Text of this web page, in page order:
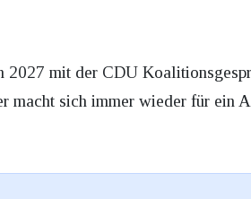
2027 mit der CDU
macht sich immer wieder für ein